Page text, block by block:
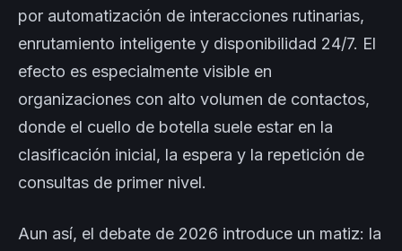
por automatización de interacciones rutinarias,
enrutamiento inteligente y disponibilidad 24/7. El
efecto es especialmente visible en
organizaciones con alto volumen de contactos,
donde el cuello de botella suele estar en la
clasificación inicial, la espera y la repetición de
consultas de primer nivel.
Aun así, el debate de 2026 introduce un matiz: la